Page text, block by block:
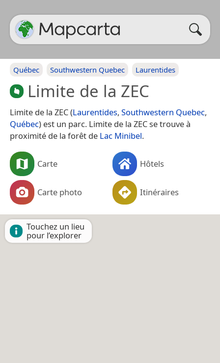
Québec Southwestern Quebec Laurentides
Limite de la ZEC
Limite de la ZEC (Laurentides, Southwestern Quebec,
Québec) est un parc. Limite de la ZEC se trouve à
proximité de la forêt de Lac Minibel.
Carte Hôtels
Carte photo Itinéraires
Touchez un lieu
pour l’explorer